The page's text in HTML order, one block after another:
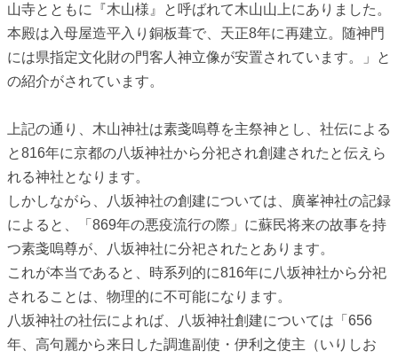
山寺とともに『木山様』と呼ばれて木山山上にありました。
本殿は入母屋造平入り銅板葺で、天正8年に再建立。随神門
には県指定文化財の門客人神立像が安置されています。」と
の紹介がされています。
上記の通り、木山神社は素戔嗚尊を主祭神とし、社伝による
と816年に京都の八坂神社から分祀され創建されたと伝えら
れる神社となります。
しかしながら、八坂神社の創建については、廣峯神社の記録
によると、「869年の悪疫流行の際」に蘇民将来の故事を持
つ素戔嗚尊が、八坂神社に分祀されたとあります。
これが本当であると、時系列的に816年に八坂神社から分祀
されることは、物理的に不可能になります。
八坂神社の社伝によれば、八坂神社創建については「656
年、高句麗から来日した調進副使・伊利之使主（いりしお